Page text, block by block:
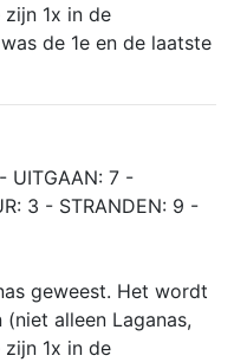
1x in de
de 1e en de laatste
UITGAAN: 7 -
3 - STRANDEN: 9 -
geweest. Het wordt
alleen Laganas,
1x in de